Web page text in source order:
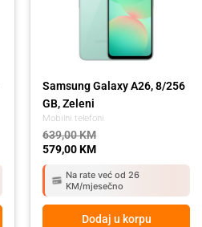
Mobilni telefoni
Samsung Galaxy A26, 8/256
GB, Zeleni
639,00KM
579,00KM
Na rate već od 26
KM/mjesečno
Dodaj u korpu